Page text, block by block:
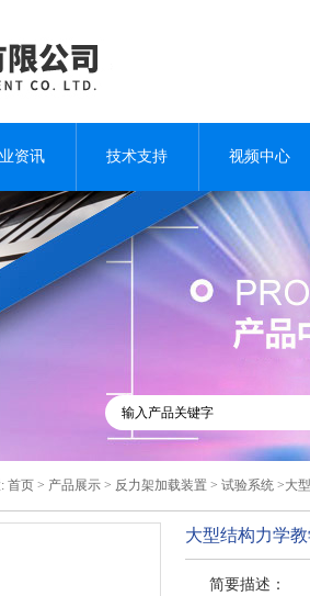
资讯 技术支持 视频中心
首页 > 产品展示 > 反力架加载装置 > 试验系统 >大
大型结构力学
简要描述：